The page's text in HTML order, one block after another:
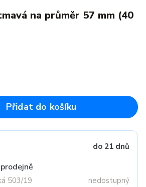
na průměr 57 mm (40
Přidat do košíku
do 21 dnů
503/19
nedostupný